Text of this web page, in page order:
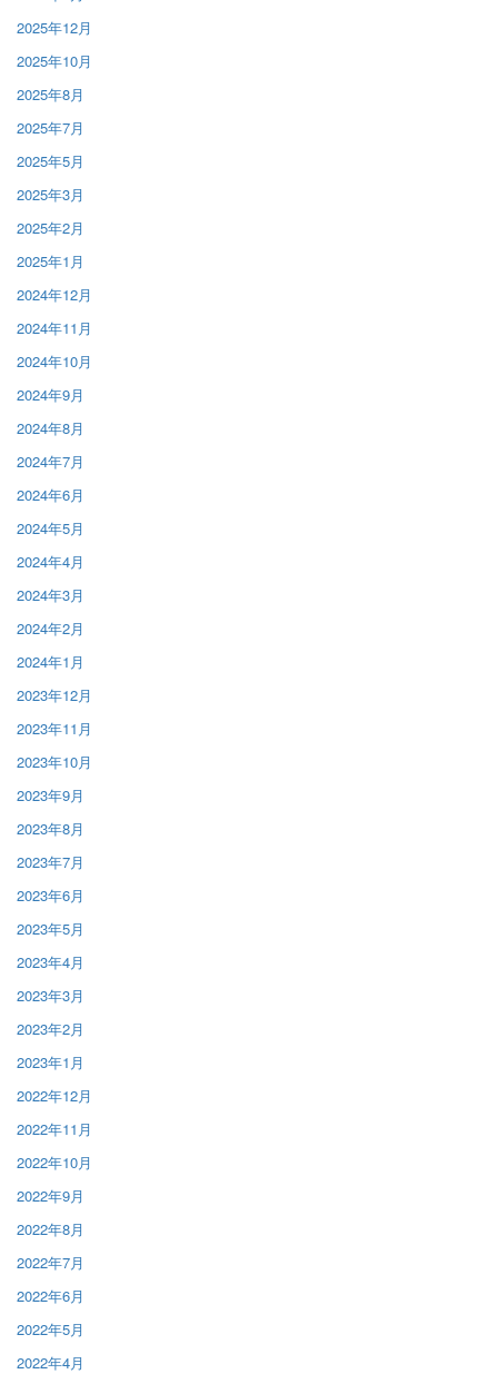
2025年12月
2025年10月
2025年8月
2025年7月
2025年5月
2025年3月
2025年2月
2025年1月
2024年12月
2024年11月
2024年10月
2024年9月
2024年8月
2024年7月
2024年6月
2024年5月
2024年4月
2024年3月
2024年2月
2024年1月
2023年12月
2023年11月
2023年10月
2023年9月
2023年8月
2023年7月
2023年6月
2023年5月
2023年4月
2023年3月
2023年2月
2023年1月
2022年12月
2022年11月
2022年10月
2022年9月
2022年8月
2022年7月
2022年6月
2022年5月
2022年4月